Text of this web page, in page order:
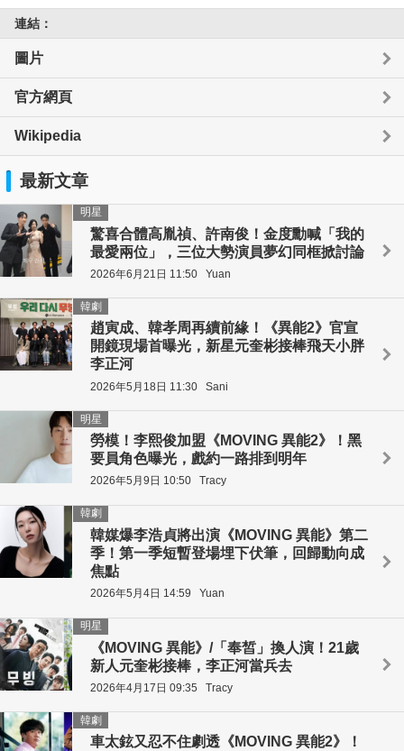
連結：
圖片
官方網頁
Wikipedia
最新文章
驚喜合體高胤禎、許南俊！金度勳喊「我的
最愛兩位」，三位大勢演員夢幻同框掀討論
明星
2026年6月21日 11:50 Yuan
趙寅成、韓孝周再續前緣！《異能2》官宣
開鏡現場首曝光，新星元奎彬接棒飛天小胖
李正河
韓劇
2026年5月18日 11:30 Sani
勞模！李熙俊加盟《MOVING 異能2》！黑
要員角色曝光，戲約一路排到明年
明星
2026年5月9日 10:50 Tracy
韓媒爆李浩貞將出演《MOVING 異能》第二
季！第一季短暫登場埋下伏筆，回歸動向成
焦點
韓劇
2026年5月4日 14:59 Yuan
《MOVING 異能》/「奉皙」換人演！21歲
新人元奎彬接棒，李正河當兵去
明星
2026年4月17日 09:35 Tracy
車太鉉又忍不住劇透《MOVING 異能2》！
韓劇